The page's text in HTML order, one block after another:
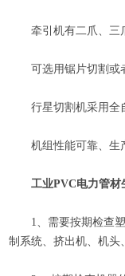
牵引机有二爪、三爪
可选用锯片切割或者
行星切割机采用全自
机组性能可靠、生产
工业PVC电力管材
1、需要按期检查塑
制系统、挤出机、机头